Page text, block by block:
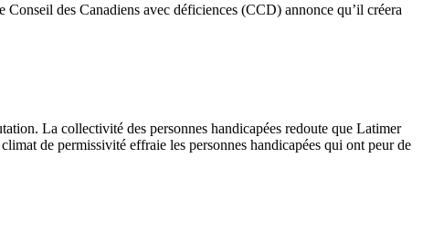
des Canadiens avec déficiences (CCD) annonce qu’il créera
La collectivité des personnes handicapées redoute que Latimer
de permissivité effraie les personnes handicapées qui ont peur de